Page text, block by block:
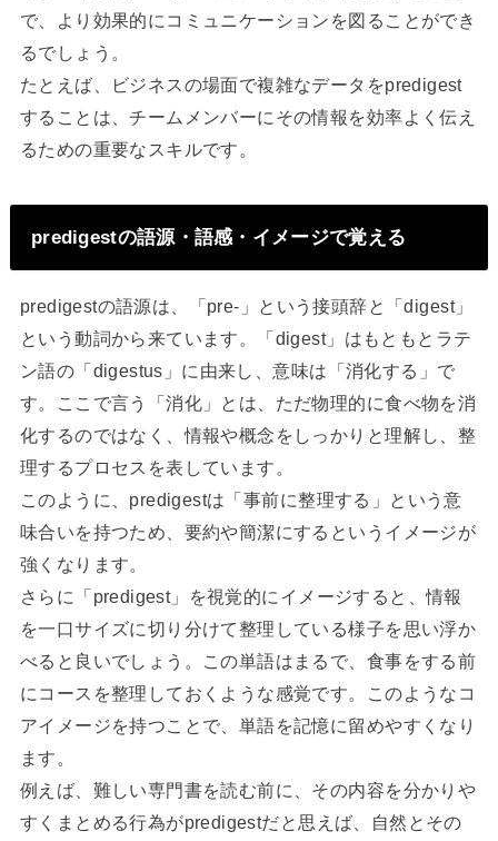
で、より効果的にコミュニケーションを図ることができ
るでしょう。
たとえば、ビジネスの場面で複雑なデータをpredigest
することは、チームメンバーにその情報を効率よく伝え
るための重要なスキルです。
predigestの語源・語感・イメージで覚える
predigestの語源は、「pre-」という接頭辞と「digest」
という動詞から来ています。「digest」はもともとラテ
ン語の「digestus」に由来し、意味は「消化する」で
す。ここで言う「消化」とは、ただ物理的に食べ物を消
化するのではなく、情報や概念をしっかりと理解し、整
理するプロセスを表しています。
このように、predigestは「事前に整理する」という意
味合いを持つため、要約や簡潔にするというイメージが
強くなります。
さらに「predigest」を視覚的にイメージすると、情報
を一口サイズに切り分けて整理している様子を思い浮か
べると良いでしょう。この単語はまるで、食事をする前
にコースを整理しておくような感覚です。このようなコ
アイメージを持つことで、単語を記憶に留めやすくなり
ます。
例えば、難しい専門書を読む前に、その内容を分かりや
すくまとめる行為がpredigestだと思えば、自然とその